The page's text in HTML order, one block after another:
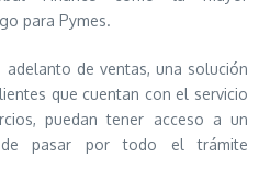
para Pymes.
de ventas, una solución
que cuentan con el servicio
puedan tener acceso a un
de pasar por todo el trámite